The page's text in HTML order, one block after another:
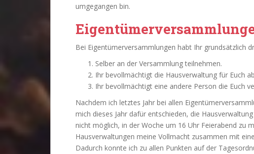
umgegangen bin.
Bei Eigentümerversammlungen habt Ihr grundsätzlich
Selber an der Versammlung teilnehmen.
Ihr bevollmächtigt die Hausverwaltung für Euch
Ihr bevollmächtigt eine andere Person die Euch
Nachdem ich letztes Jahr bei allen
mich dieses Jahr dafür entschieden, die
nicht möglich, in der Woche um 16 Uhr Feierabend zu
Hausverwaltungen meine Vollmacht zusammen mit
Dadurch konnte ich zu allen Punkten auf der